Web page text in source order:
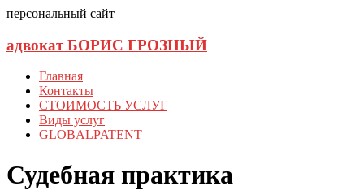
персональный сайт
адвокат БОРИС ГРОЗНЫЙ
Главная
Контакты
СТОИМОСТЬ УСЛУГ
Виды услуг
GLOBALPATENT
Судебная практика